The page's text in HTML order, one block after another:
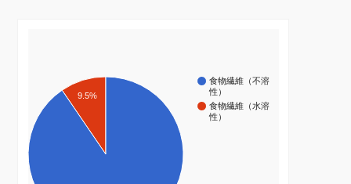
食物繊維（不溶
性）
食物繊維（水溶
性）
9.5%